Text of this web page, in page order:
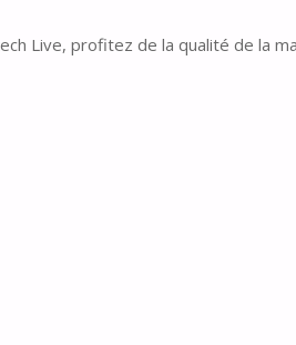
Live, profitez de la qualité de la